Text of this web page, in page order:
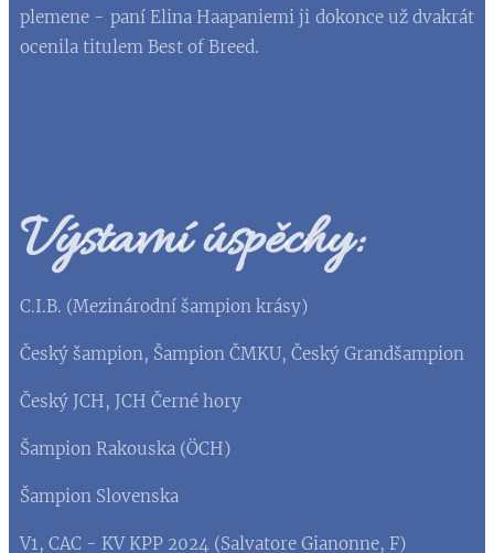
plemene - paní Elina Haapaniemi ji dokonce už dvakrát
ocenila titulem Best of Breed.
Výstavní úspěchy:
C.I.B. (Mezinárodní šampion krásy)
Český šampion, Šampion ČMKU, Český Grandšampion
Český JCH, JCH Černé hory
Šampion Rakouska (ÖCH)
Šampion Slovenska
V1, CAC - KV KPP 2024 (Salvatore Gianonne, F)